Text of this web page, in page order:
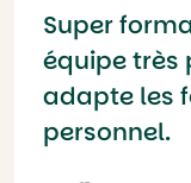
Super
équipe très
adapte les
personnel.